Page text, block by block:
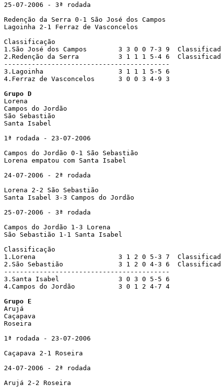
25-07-2006 - 3ª rodada
Redenção da Serra 0-1 São José dos Campos
Lagoinha 2-1 Ferraz de Vasconcelos
Classificação
1.São José dos Campos        3 3 0 0 7-3 9
2.Redenção da Serra          3 1 1 1 5-4 6
------------------------------------------
3.Lagoinha                   3 1 1 1 5-5 6
4.Ferraz de Vasconcelos      3 0 0 3 4-9 3
Grupo D
Lorena
Campos do Jordão
São Sebastião
Santa Isabel
1ª rodada - 23-07-2006
Campos do Jordão 0-1 São Sebastião
Lorena empatou com Santa Isabel
24-07-2006 - 2ª rodada
Lorena 2-2 São Sebastião
Santa Isabel 3-3 Campos do Jordão
25-07-2006 - 3ª rodada
Campos do Jordão 1-3 Lorena
São Sebastião 1-1 Santa Isabel
Classificação
1.Lorena                     3 1 2 0 5-3 7
2.São Sebastião              3 1 2 0 4-3 6
------------------------------------------
3.Santa Isabel               3 0 3 0 5-5 6
4.Campos do Jordão           3 0 1 2 4-7 4
Grupo E
Arujá
Caçapava
Roseira
1ª rodada - 23-07-2006
Caçapava 2-1 Roseira
24-07-2006 - 2ª rodada
Arujá 2-2 Roseira